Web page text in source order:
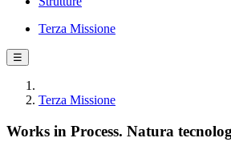
Terza Missione
☰
Terza Missione
Works in Process. Natura